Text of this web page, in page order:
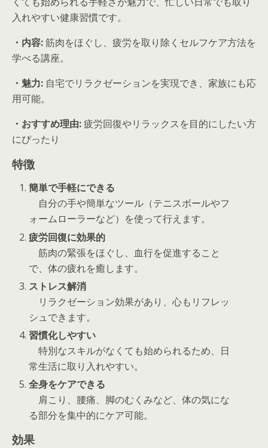
入れやすい健康習慣です。
・内容:筋肉をほぐし、疲労を取り除くセルフケア方法を
学べる講座。
・魅力: 自宅でリラクゼーションを実現でき、家族にも応
用可能。
・おすすめ理由:疲労回復やリラックスを目的にしたい方
にぴったり
特徴
簡単で手軽にできる
自分の手や簡単なツール（テニスボールやフ
ォームローラーなど）を使って行えます。
疲労回復に効果的
筋肉の緊張をほぐし、血行を促進すること
で、体の疲れを癒します。
ストレス解消
リラクゼーション効果があり、心もリフレッ
シュできます。
習慣化しやすい
特別なスキルがなくても始められるため、日
常生活に取り入れやすい。
全身をケアできる
肩こり、腰痛、脚のむくみなど、体の気にな
る部分を集中的にケア可能。
効果